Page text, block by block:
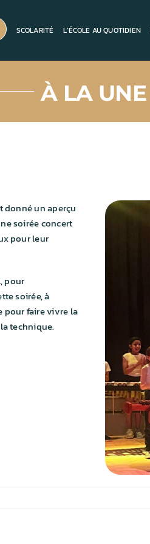
SCOLARITÉ L’ÉCOLE AU QUOTIDIEN
À LA UNE
donné un aperçu
soirée concert
pour leur
pour
soirée, à
pour faire vivre la
technique.